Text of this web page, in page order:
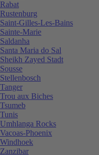
Rabat
Rustenburg
Saint-Gilles-Les-Bains
Sainte-Marie
Saldanha
Santa Maria do Sal
Sheikh Zayed Stadt
Sousse
Stellenbosch
Tanger
Trou aux Biches
Tsumeb
Tunis
Umhlanga Rocks
Vacoas-Phoenix
Windhoek
Zanzibar